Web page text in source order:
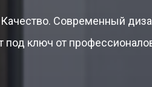
Современный
под ключ от